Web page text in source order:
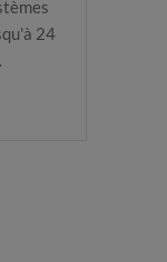
24